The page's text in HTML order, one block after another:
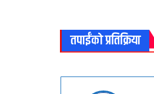
तपाईंको प्रतिक्रिया